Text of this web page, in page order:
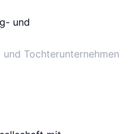
Tochterunternehmen